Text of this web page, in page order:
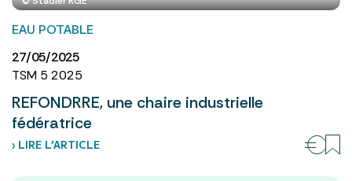
EAU POTABLE
27/05/2025
TSM 5 2025
REFONDRRE, une chaire industrielle
fédératrice
› LIRE L’ARTICLE